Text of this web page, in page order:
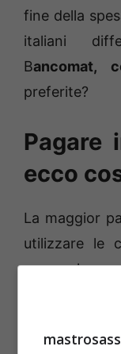
fine della
italiani
Bancomat,
preferite?
Pagare
ecco
La maggior
utilizzare le
pagare la
ma solo un
metodo